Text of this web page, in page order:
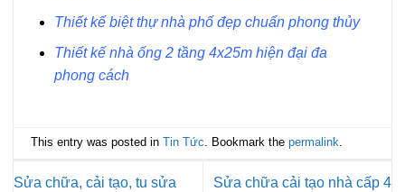
Thiết kế biệt thự nhà phố đẹp chuẩn phong thủy
Thiết kế nhà ống 2 tầng 4x25m hiện đại đa
phong cách
This entry was posted inTin Tức. Bookmark thepermalink.
Sửa chữa, cải tạo, tu sửa
Sửa chữa cải tạo nhà cấp 4